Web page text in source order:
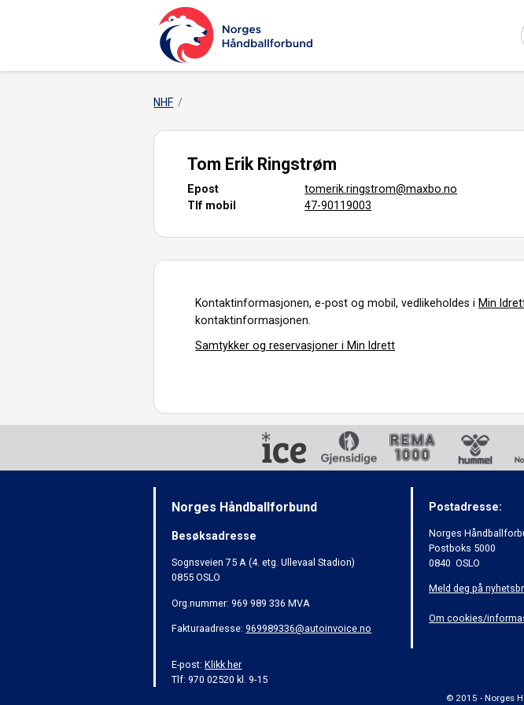
NHF
Tom Erik Ringstrøm
Epost
tomerik.ringstrom@maxbo.no
Tlf mobil
47-90119003
Kontaktinformasjonen, e-post og mobil, vedlikeholdes i Min
kontaktinformasjonen.
Samtykker og reservasjoner i Min Idrett
Norges Håndballforbund
Besøksadresse
Sognsveien 75 A (4. etg. Ullevaal Stadion)
0855 OSLO
Org.nummer: 969 989 336 MVA
Fakturaadresse:969989336@autoinvoice.no
E-post:Klikk her
Tlf: 970 02520 kl. 9-15
Postadresse:
Norges
Postboks 5000
0840 OSLO
Meld deg på
Om cookies/
© 2015 - Norges